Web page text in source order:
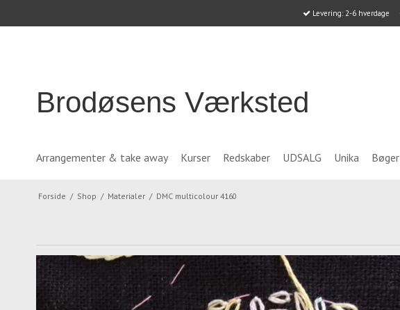
Levering: 2-6 hverdage
Brodøsens Værksted
Arrangementer & take away Kurser Redskaber UDSALG Unika Bøger
Forside / Shop / Materialer / DMC multicolour 4160